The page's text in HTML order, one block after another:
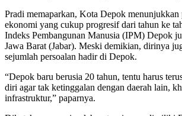
Pradi memaparkan, Kota Depok menunjukkan
ekonomi yang cukup progresif dari tahun ke
Indeks Pembangunan Manusia (IPM) Depok
Jawa Barat (Jabar). Meski demikian, dirinya
sejumlah persoalan hadir di Depok.
“Depok baru berusia 20 tahun, tentu harus
diri agar tak ketinggalan dengan daerah lain,
infrastruktur,” paparnya.